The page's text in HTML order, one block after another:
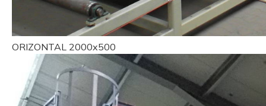
ORIZONTAL 2000x500